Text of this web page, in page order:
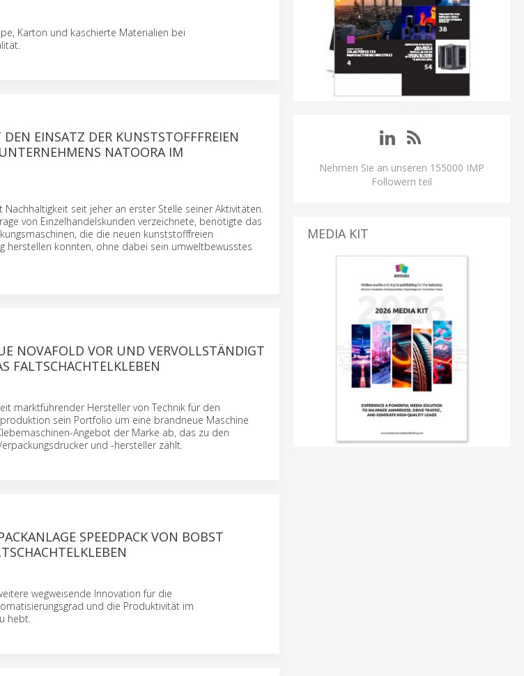
Karton und kaschierte Materialien bei
EINSATZ DER KUNSTSTOFFFREIEN
NATOORA IM
seit jeher an erster Stelle seiner Aktivitäten.
von Einzelhandelskunden verzeichnete, benötigte das
die die neuen kunststofffreien
herstellen konnten, ohne dabei sein umweltbewusstes
NOVAFOLD VOR UND VERVOLLSTÄNDIGT
FALTSCHACHTELKLEBEN
marktführender Hersteller von Technik für den
sein Portfolio um eine brandneue Maschine
Angebot der Marke ab, das zu den
und -hersteller zählt.
SPEEDPACK VON BOBST
wegweisende Innovation für die
und die Produktivität im
hebt.
Nehmen Sie an unseren 155000 IMP
Followern teil
MEDIA KIT